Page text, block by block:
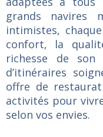
grands navires
intimistes,
confort, la
richesse de son
d’itinéraires
offre de
activités pour
selon vos envies.